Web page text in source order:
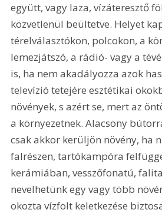
együtt, vagy laza, vízáteresztő
közvetlenül beültetve. Helyet
térelválasztókon, polcokon, a
lemezjátszó, a rádió- vagy a
is, ha nem akadályozza azok
televízió tetejére esztétikai
növények, s azért se, mert az
a környezetnek. Alacsony
csak akkor kerüljön növény, ha
falrészen, tartókampóra
kerámiában, vesszőfonatú,
nevelhetünk egy vagy több
okozta vízfolt keletkezése